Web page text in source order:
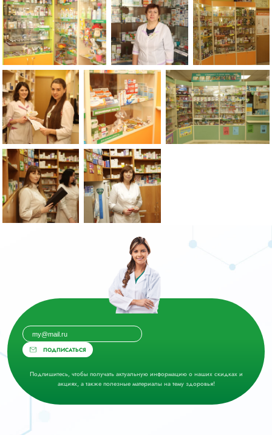
ПОДПИСАТЬСЯ
Подпишитесь, чтобы получать актуальную информацию о наших скидках и
акциях, а также полезные материалы на тему здоровья!